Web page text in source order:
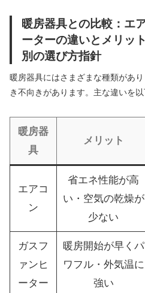
暖房器具との比較：エ
ーターの違いとメリッ
別の選び方指針
暖房器具にはさまざまな種類があ
き不向きがあります。主な違いを以
暖房器
具
メリット
エアコ
ン
省エネ性能が高
い・空気の乾燥が
少ない
ガスフ
ァンヒ
ーター
暖房開始が早くパ
ワフル・外気温に
強い